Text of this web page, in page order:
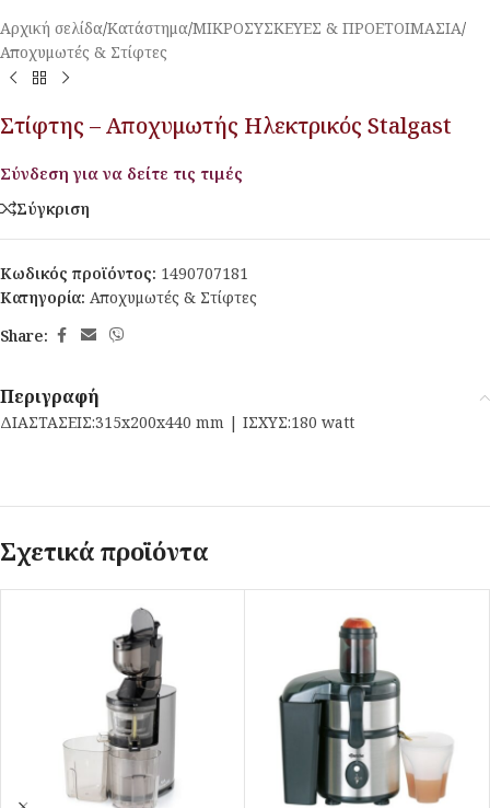
Αρχική σελίδα/Κατάστημα/ΜΙΚΡΟΣΥΣΚΕΥΕΣ & ΠΡΟΕΤΟΙΜΑΣΙΑ/
Αποχυμωτές & Στίφτες
Στίφτης – Αποχυμωτής Ηλεκτρικός Stalgast
Σύνδεση για να δείτε τις τιμές
Σύγκριση
Κωδικός προϊόντος: 1490707181
Κατηγορία: Αποχυμωτές & Στίφτες
Share:
Περιγραφή
ΔΙΑΣΤΑΣΕΙΣ:315x200x440 mm | ΙΣΧΥΣ:180 watt
Σχετικά προϊόντα